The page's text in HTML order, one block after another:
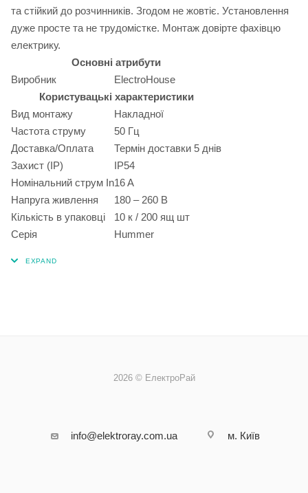
та стійкий до розчинників. Згодом не жовтіє. Установлення
дуже просте та не трудомістке. Монтаж довірте фахівцю
електрику.
Основні атрибути
Виробник
ElectroHouse
Користувацькі характеристики
Вид монтажу
Накладної
Частота струму
50 Гц
Доставка/Оплата
Термін доставки 5 днів
Захист (IP)
IP54
Номінальний струм In16 A
Напруга живлення
180 – 260 В
Кількість в упаковці
10 к / 200 ящ шт
Серія
Hummer
2026 © ЕлектроРай
info@elektroray.com.ua м. Київ